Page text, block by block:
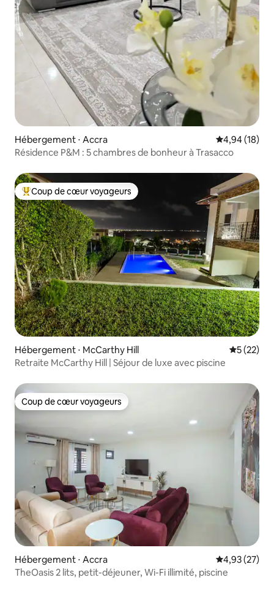
Hébergement ⋅ Accra Évaluation
4,94 (18)
Résidence P&M : 5 chambres de bonheur à Trasacco
Coups de cœur voyageurs les plus appréciés
Coup de cœur voyageurs
Hébergement ⋅ McCarthy Hill
5 (22)
Retraite McCarthy Hill | Séjour de luxe avec piscine
Coup de cœur voyageurs
Coup de cœur voyageurs
Hébergement ⋅ Accra Évaluation
4,93 (27)
TheOasis 2 lits, petit-déjeuner, Wi-Fi illimité, piscine